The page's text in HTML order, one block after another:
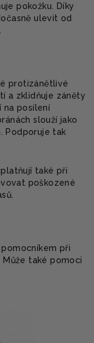
pokožku. Díky
ulevit od
protizánětlivé
a zklidňuje záněty
na posílení
slouží jako
Podporuje tak
také při
poškozené
při
také pomoci